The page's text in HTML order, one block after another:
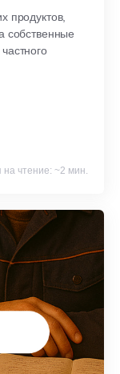
продуктов,
собственные
на чтение: ~2 мин.